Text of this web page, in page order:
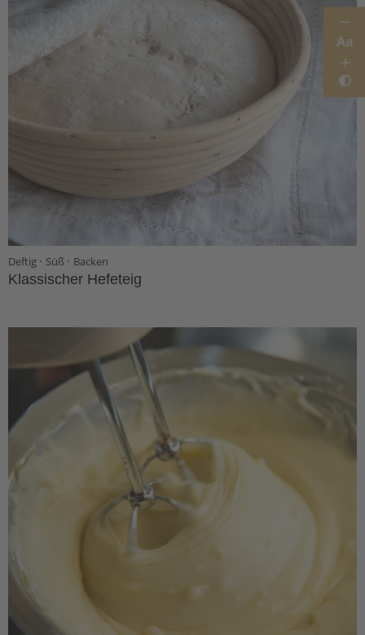
Aa
Deftig · Süß · Backen
Klassischer Hefeteig